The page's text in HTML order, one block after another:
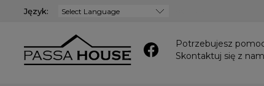
Język:
Potrzebujesz
Skontaktuj się z